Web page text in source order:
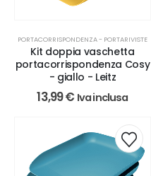
PORTACORRISPONDENZA - PORTARIVISTE
Kit doppia vaschetta
portacorrispondenza Cosy
- giallo - Leitz
13,99€ Iva inclusa